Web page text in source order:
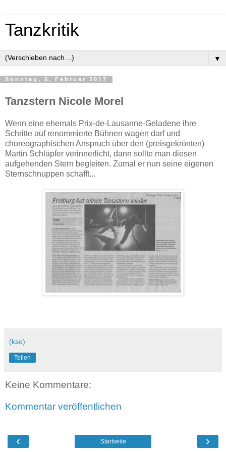
Tanzkritik
▼
Sonntag, 5. Februar 2017
Tanzstern Nicole Morel
Wenn eine ehemals Prix-de-Lausanne-Geladene ihre
Schritte auf renommierte Bühnen wagen darf und
choreographischen Anspruch über den (preisgekrönten)
Martin Schläpfer verinnerlicht, dann sollte man diesen
aufgehenden Stern begleiten. Zumal er nun seine eigenen
Sternschnuppen schafft...
(kso)
Teilen
Keine Kommentare:
Kommentar veröffentlichen
‹ ›
Startseite